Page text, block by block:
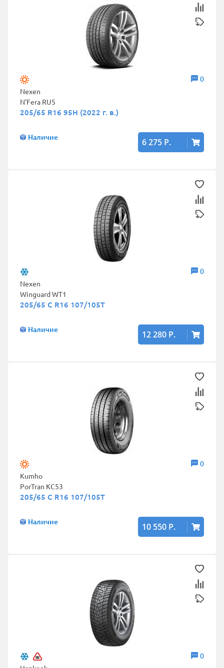
0
Nexen
N'Fera RU5
205/65 R16 95H (2022 г. в.)
Наличие 6 275 Р.
0
Nexen
Winguard WT1
205/65 C R16 107/105T
Наличие 12 280 Р.
0
Kumho
PorTran KC53
205/65 C R16 107/105T
Наличие 10 550 Р.
0